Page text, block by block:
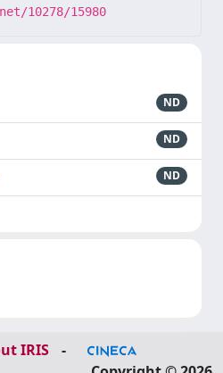
10278/15980
ND
ND
ND
IRIS
-